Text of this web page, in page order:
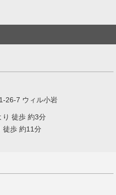
26-7 ウィル小岩
り 徒歩 約3分
徒歩 約11分